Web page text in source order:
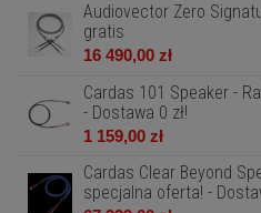
Audiovector Zero
gratis
16 490,00 zł
Cardas 101 Speaker -
- Dostawa 0 zł!
1 159,00 zł
Cardas Clear Beyond
specjalna oferta! -